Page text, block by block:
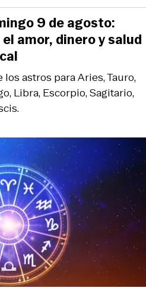
astros para Aries, Tauro,
Libra, Escorpio, Sagitario,
9 de agosto:
amor, dinero y salud